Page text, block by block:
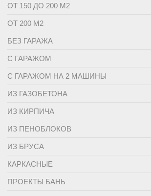
ОТ 150 ДО 200 М2
ОТ 200 М2
БЕЗ ГАРАЖА
С ГАРАЖОМ
С ГАРАЖОМ НА 2 МАШИНЫ
ИЗ ГАЗОБЕТОНА
ИЗ КИРПИЧА
ИЗ ПЕНОБЛОКОВ
ИЗ БРУСА
КАРКАСНЫЕ
ПРОЕКТЫ БАНЬ